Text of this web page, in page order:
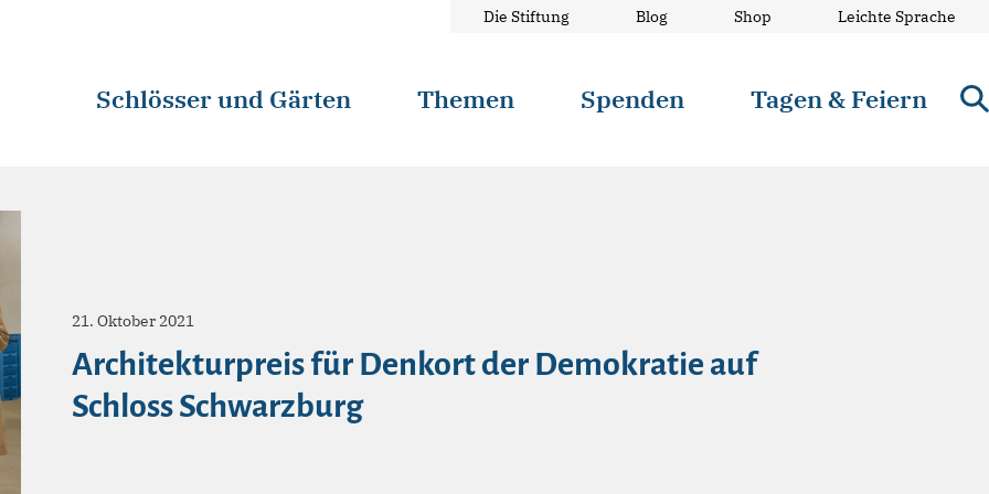
Die Stiftung Blog Shop Leichte Sprache
Schlösser und Gärten Themen Spenden Tagen & Feiern
21. Oktober 2021
Architekturpreis für Denkort der Demokratie auf
Schloss Schwarzburg